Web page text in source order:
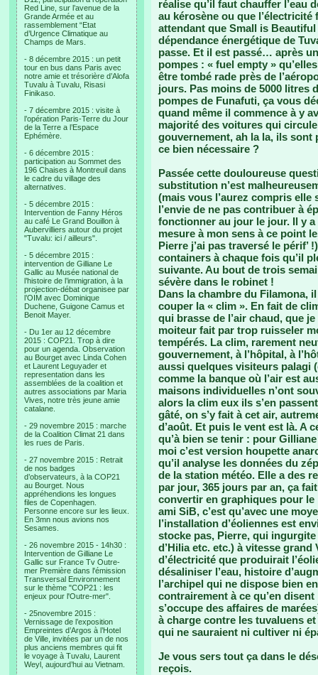
Red Line, sur l’avenue de la
Grande Armée et au
rassemblement “Etat
d’Urgence Climatique au
Champs de Mars.
- 8 décembre 2015 : un petit
tour en bus dans Paris avec
notre amie et trésorière d’Alofa
Tuvalu à Tuvalu, Risasi
Finikaso.
- 7 décembre 2015 : visite à
l’opération Paris-Terre du Jour
de la Terre a l’Espace
Ephémère.
- 6 décembre 2015 :
participation au Sommet des
196 Chaises à Montreuil dans
le cadre du village des
alternatives.
- 5 décembre 2015 :
Intervention de Fanny Héros
au café Le Grand Bouillon à
Aubervilliers autour du projet
"Tuvalu: ici / ailleurs".
- 5 décembre 2015 :
intervention de Gilliane Le
Gallic au Musée national de
l’histoire de l’immigration, à la
projection-débat organisee par
l’OIM avec Dominique
Duchene, Guigone Camus et
Benoit Mayer.
- Du 1er au 12 décembre
2015 : COP21. Trop à dire
pour un agenda. Observation
au Bourget avec Linda Cohen
et Laurent Leguyader et
representation dans les
assemblées de la coalition et
autres associations par Maria
Vives, notre très jeune amie
catalane.
- 29 novembre 2015 : marche
de la Coalition Climat 21 dans
les rues de Paris.
- 27 novembre 2015 : Retrait
de nos badges
d’observateurs, à la COP21
au Bourget. Nous
appréhendions les longues
files de Copenhagen.
Personne encore sur les lieux.
En 3mn nous avions nos
Sesames.
- 26 novembre 2015 - 14h30 :
Intervention de Gilliane Le
Gallic sur France Tv Outre-
mer Première dans l'émission
Transversal Environnement
sur le thème "COP21 : les
enjeux pour l'Outre-mer".
- 25novembre 2015 :
Vernissage de l’exposition
Empreintes d’Argos à l’Hotel
de Ville, invitées par un de nos
plus anciens membres qui fit
le voyage à Tuvalu, Laurent
Weyl, aujourd’hui au Vietnam.
réalise qu’il faut chauffer l’eau
au kérosène ou que
attendant que Small is
dépendance énergétique de
passe. Et il est passé… après
pompes : « fuel empty »
être tombé rade près de
jours. Pas moins de 5000 litres
pompes de Funafuti, ça vous
quand même il commence à y
majorité des voitures qui
gouvernement, ah la la, ils sont
ce bien nécessaire ?
Passée cette douloureuse
substitution n’est
(mais vous l’aurez compris elle
l’envie de ne pas contribuer à
fonctionner au jour le jour. Il y a
mesure à mon sens à ce point
Pierre j’ai pas traversé le périf’
containers à chaque fois qu’il
suivante. Au bout de trois
sévère dans le robinet !
Dans la chambre du Filamona,
couper la « clim ». En fait de
qui brasse de l’air chaud, que
moiteur fait par trop ruisseler
tempérés. La clim, rarement
gouvernement, à l’hôpital, à
aussi quelques visiteurs palagi
comme la banque où l’air est
maisons individuelles n’ont
alors la clim eux ils s’en
gâté, on s’y fait à cet air,
d’août. Et puis le vent est là. A
qu’à bien se tenir : pour
moi c’est version houpette
qu’il analyse les données du
de la station météo. Elle a des
par jour, 365 jours par an, ça
convertir en graphiques pour
ami SiB, c’est qu’avec une
l’installation d’éoliennes est
stocke pas, Pierre, qui ingurgite
d’Hilia etc. etc.) à vitesse
d’électricité que produirait
désaliniser l’eau, histoire
l’archipel qui ne dispose bien
contrairement à ce qu’en
s’occupe des affaires de
à charge contre les tuvaluens
qui ne sauraient ni cultiver ni
Je vous sers tout ça dans le
reçois.